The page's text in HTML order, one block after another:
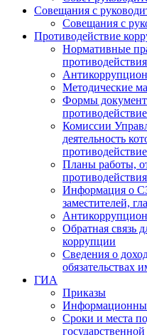
Совещания с
Совещания с
Противодействие
Нормативные
Методические
Формы
Комиссии
деятельность
Планы работы,
Информация о
заместителей,
Обратная связь
коррупции
Сведения о
обязательствах
ГИА
Приказы
Сроки и места